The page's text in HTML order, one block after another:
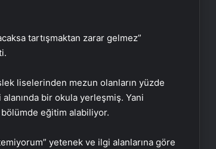
tartışmaktan zarar gelmez”
liselerinden mezun olanların yüzde
bir okula yerleşmiş. Yani
eğitim alabiliyor.
yetenek ve ilgi alanlarına göre